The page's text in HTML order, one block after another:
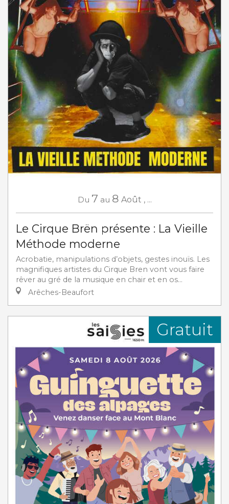
Du 7 au 8 Août , ...
Le Cirque Brën présente : La Vieille
Méthode moderne
Acrobatie, manipulations d’objets, gestes inouïs. Les
magnifiques artistes du Cirque Bren vont vous faire
rêver au gré de la musique en chair et en os...
Arêches-Beaufort
Gratuit